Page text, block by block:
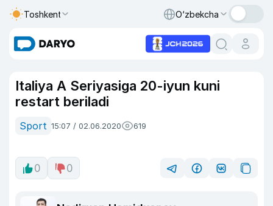
Toshkent O‘zbekcha
Italiya A Seriyasiga 20-iyun kuni
restart beriladi
Sport 15:07 / 02.06.2020 619
0 0